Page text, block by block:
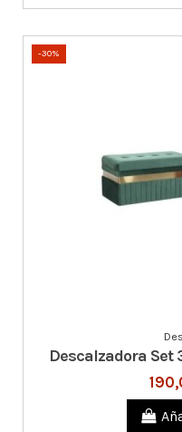
-30%
Descalzadora Set